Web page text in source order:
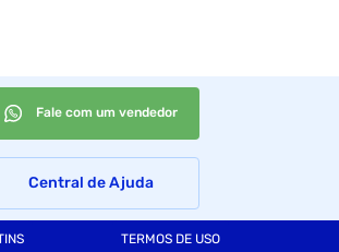
Fale com um vendedor
Central de Ajuda
TERMOS DE USO